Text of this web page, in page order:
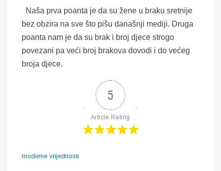
Naša prva poanta je da su žene u braku sretnije
bez obzira na sve što pišu današnji mediji. Druga
poanta nam je da su brak i broj djece strogo
povezani pa veći broj brakova dovodi i do većeg
broja djece.
5
Article Rating
moderne vrijednosti